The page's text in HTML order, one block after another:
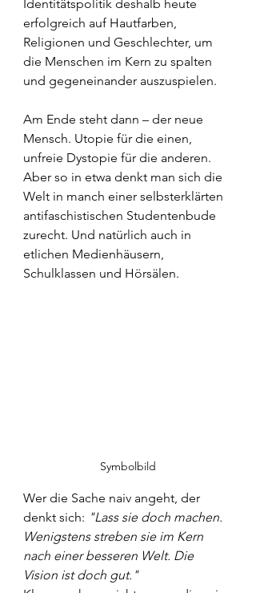
Identitätspolitik deshalb heute
erfolgreich auf Hautfarben,
Religionen und Geschlechter, um
die Menschen im Kern zu spalten
und gegeneinander auszuspielen.
Am Ende steht dann – der neue
Mensch. Utopie für die einen,
unfreie Dystopie für die anderen.
Aber so in etwa denkt man sich die
Welt in manch einer selbsterklärten
antifaschistischen Studentenbude
zurecht. Und natürlich auch in
etlichen Medienhäusern,
Schulklassen und Hörsälen.
Symbolbild
Wer die Sache naiv angeht, der
denkt sich: "Lass sie doch machen.
Wenigstens streben sie im Kern
nach einer besseren Welt. Die
Vision ist doch gut."